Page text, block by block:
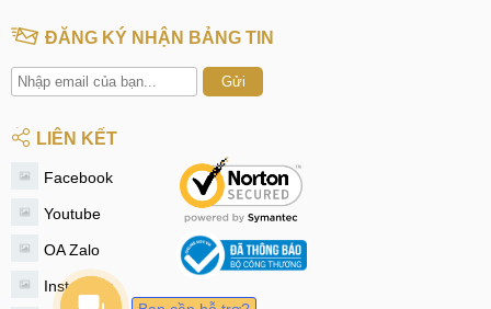
ĐĂNG KÝ NHẬN BẢNG TIN
Gửi
LIÊN KẾT
Facebook
Youtube
OA Zalo
Instagram